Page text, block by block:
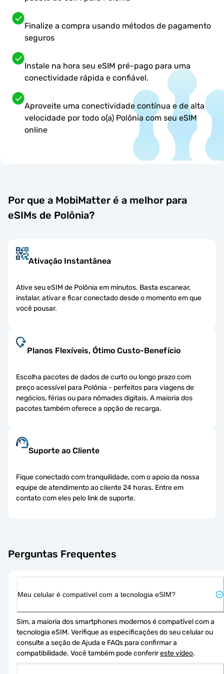
Finalize a compra usando métodos de pagamento
seguros
Instale na hora seu eSIM pré-pago para uma
conectividade rápida e confiável.
Aproveite uma conectividade contínua e de alta
velocidade por todo o(a) Polônia com seu eSIM
online
Por que a MobiMatter é a melhor para
eSIMs de Polônia?
Ativação Instantânea
Ative seu eSIM de Polônia em minutos. Basta escanear,
instalar, ativar e ficar conectado desde o momento em que
você pousar.
Planos Flexíveis, Ótimo Custo-Benefício
Escolha pacotes de dados de curto ou longo prazo com
preço acessível para Polônia - perfeitos para viagens de
negócios, férias ou para nômades digitais. A maioria dos
pacotes também oferece a opção de recarga.
Suporte ao Cliente
Fique conectado com tranquilidade, com o apoio da nossa
equipe de atendimento ao cliente 24 horas. Entre em
contato com eles pelo link de suporte.
Perguntas Frequentes
Meu celular é compatível com a tecnologia eSIM?
Sim, a maioria dos smartphones modernos é compatível com a
tecnologia eSIM. Verifique as especificações do seu celular ou
consulte a seção de Ajuda e FAQs para confirmar a
compatibilidade. Você também pode conferir este vídeo.